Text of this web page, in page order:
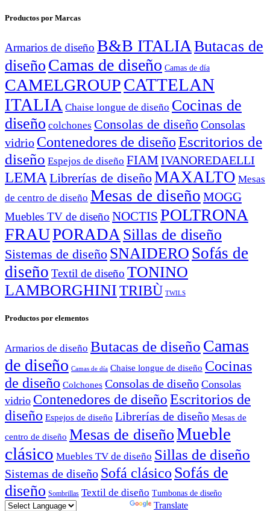
Productos por Marcas
Armarios de diseño B&B ITALIAButacas de
diseño Camas de diseño Camas de día
CAMELGROUPCATTELAN
ITALIA Chaise longue de diseño Cocinas de
diseño colchones Consolas de diseñoConsolas
vidrio Contenedores de diseñoEscritorios de
diseño Espejos de diseño FIAM IVANOREDAELLI
LEMA Librerías de diseñoMAXALTO Mesas
de centro de diseño Mesas de diseño MOGG
Muebles TV de diseño NOCTIS POLTRONA
FRAUPORADASillas de diseño
Sistemas de diseño SNAIDERO Sofás de
diseño Textil de diseño TONINO
LAMBORGHINITRIBÙ TWILS
Productos por elementos
Armarios de diseño Butacas de diseño Camas
de diseño Camas de día Chaise longue de diseño Cocinas
de diseño Colchones Consolas de diseño Consolas
vidrio Contenedores de diseño Escritorios de
diseño Espejos de diseño Librerías de diseño Mesas de
centro de diseño Mesas de diseñoMueble
clásico Muebles TV de diseño Sillas de diseño
Sistemas de diseño Sofá clásico Sofás de
diseño Sombrillas Textil de diseño Tumbonas de diseño
Translate